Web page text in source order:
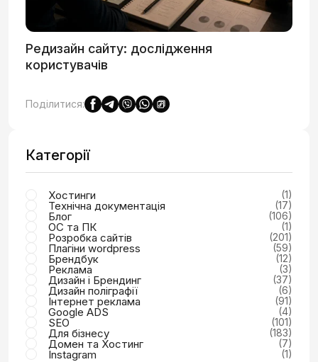
Редизайн сайту: дослідження
користувачів
Поділитися:
Категорії
Хостинги (1)
Технічна документація (17)
Блог (106)
ОС та ПК (1)
Розробка сайтів (201)
Плагіни wordpress (59)
Брендбук (12)
Реклама (3)
Дизайн і Брендинг (37)
Дизайн поліграфії (6)
Інтернет реклама (91)
Google ADS (4)
SEO (101)
Для бізнесу (183)
Домен та Хостинг (7)
Instagram (1)